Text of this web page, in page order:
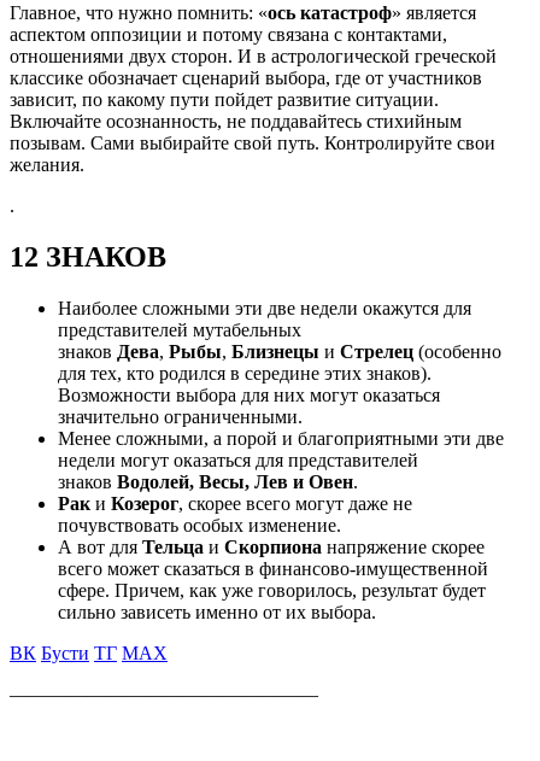
Главное, что нужно помнить: «ось катастроф» является
аспектом оппозиции и потому связана с контактами,
отношениями двух сторон. И в астрологической греческой
классике обозначает сценарий выбора, где от участников
зависит, по какому пути пойдет развитие ситуации.
Включайте осознанность, не поддавайтесь стихийным
позывам. Сами выбирайте свой путь. Контролируйте свои
желания.
.
12 ЗНАКОВ
Наиболее сложными эти две недели окажутся для
представителей мутабельных
знаков Дева, Рыбы, Близнецы и Стрелец (особенно
для тех, кто родился в середине этих знаков).
Возможности выбора для них могут оказаться
значительно ограниченными.
Менее сложными, а порой и благоприятными эти две
недели могут оказаться для представителей
знаков Водолей, Весы, Лев и Овен.
Рак и Козерог, скорее всего могут даже не
почувствовать особых изменение.
А вот для Тельца и Скорпиона напряжение скорее
всего может сказаться в финансово-имущественной
сфере. Причем, как уже говорилось, результат будет
сильно зависеть именно от их выбора.
ВК Бусти ТГ МАХ
————————————————